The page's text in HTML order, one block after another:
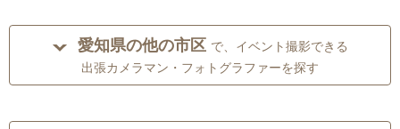
愛知県の他の市区 で、イベント撮影できる
出張カメラマン・フォトグラファーを探す